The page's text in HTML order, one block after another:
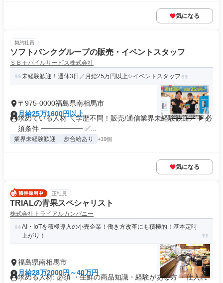
気になる
契約社員
ソフトバンクグループの販売・イベントスタッフ
ＳＢモバイルサービス株式会社
未経験歓迎！週休3日／月給25万円以上✨イベントスタッフ
〒975-0000福島県南相馬市
月給25万1600円以上
求めている人材 ＼学歴不問！販売/通信業界未経験歓迎／ ▶必
須条件 ━━━━━━ ✅...
業界未経験歓迎 歩合給あり +19個
気になる
正社員
TRIALの青果スペシャリスト
株式会社トライアルカンパニー
AI・IoTを積極導入の小売企業！働き方改革にも積極的！基本定時
上がり！
福島県南相馬市
月給28万2000円～40万円
求める人材: 必須 ・生鮮の商品知識・経験がある方 ・仕入れ